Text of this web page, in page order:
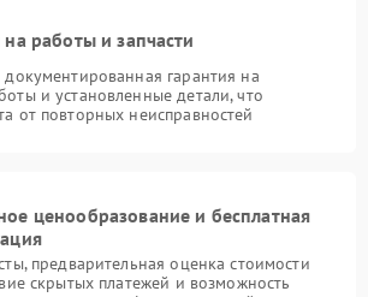
на работы и запчасти
документированная гарантия на
и установленные детали, что
от повторных неисправностей
ценообразование и бесплатная
предварительная оценка стоимости
скрытых платежей и возможность